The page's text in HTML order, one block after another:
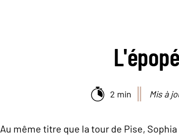
2 min Mis à
Au même titre que la tour de Pise,